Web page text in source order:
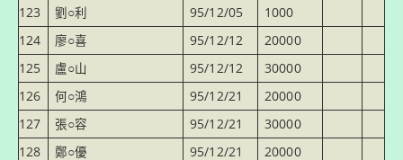
123
劉○利 95/12/05
1000
124
廖○喜 95/12/12
20000
125
盧○山 95/12/12
30000
126
何○鴻 95/12/21
20000
127
張○容 95/12/21
30000
128
鄭○優 95/12/21
20000